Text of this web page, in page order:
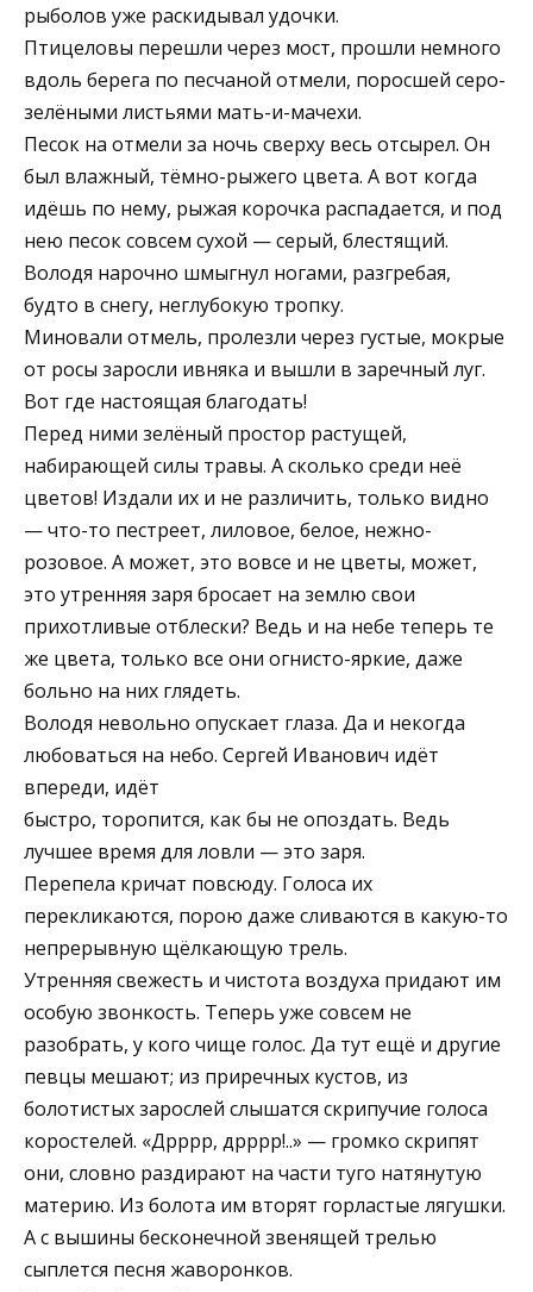
рыболов уже раскидывал удочки.
Птицеловы перешли через мост, прошли немного
вдоль берега по песчаной отмели, поросшей серо-
зелёными листьями мать-и-мачехи.
Песок на отмели за ночь сверху весь отсырел. Он
был влажный, тёмно-рыжего цвета. А вот когда
идёшь по нему, рыжая корочка распадается, и под
нею песок совсем сухой — серый, блестящий.
Володя нарочно шмыгнул ногами, разгребая,
будто в снегу, неглубокую тропку.
Миновали отмель, пролезли через густые, мокрые
от росы заросли ивняка и вышли в заречный луг.
Вот где настоящая благодать!
Перед ними зелёный простор растущей,
набирающей силы травы. А сколько среди неё
цветов! Издали их и не различить, только видно
— что-то пестреет, лиловое, белое, нежно-
розовое. А может, это вовсе и не цветы, может,
это утренняя заря бросает на землю свои
прихотливые отблески? Ведь и на небе теперь те
же цвета, только все они огнисто-яркие, даже
больно на них глядеть.
Володя невольно опускает глаза. Да и некогда
любоваться на небо. Сергей Иванович идёт
впереди, идёт
быстро, торопится, как бы не опоздать. Ведь
лучшее время для ловли — это заря.
Перепела кричат повсюду. Голоса их
перекликаются, порою даже сливаются в какую-то
непрерывную щёлкающую трель.
Утренняя свежесть и чистота воздуха придают им
особую звонкость. Теперь уже совсем не
разобрать, у кого чище голос. Да тут ещё и другие
певцы мешают; из приречных кустов, из
болотистых зарослей слышатся скрипучие голоса
коростелей. «Дрррр, дрррр!..» — громко скрипят
они, словно раздирают на части туго натянутую
материю. Из болота им вторят горластые лягушки.
А с вышины бесконечной звенящей трелью
сыплется песня жаворонков.